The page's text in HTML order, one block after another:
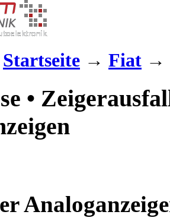
Startseite → Fiat →
•